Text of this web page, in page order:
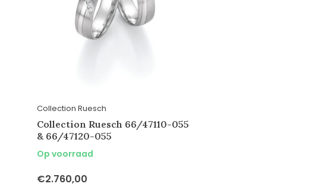
Collection Ruesch
Collection Ruesch 66/47110-055
& 66/47120-055
Op voorraad
€2.760,00